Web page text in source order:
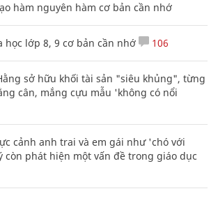
hàm nguyên hàm cơ bản cần nhớ
học lớp 8, 9 cơ bản cần nhớ 106
sở hữu khối tài sản "siêu khủng", từng
cân, mắng cựu mẫu 'không có nổi
cảnh anh trai và em gái như 'chó với
còn phát hiện một vấn đề trong giáo dục